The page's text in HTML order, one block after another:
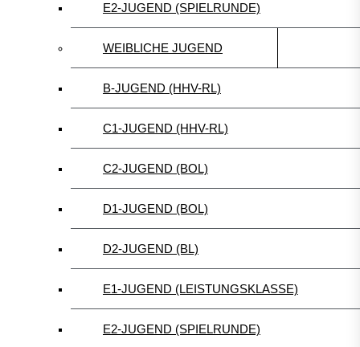
E2-JUGEND (SPIELRUNDE)
WEIBLICHE JUGEND
B-JUGEND (HHV-RL)
C1-JUGEND (HHV-RL)
C2-JUGEND (BOL)
D1-JUGEND (BOL)
D2-JUGEND (BL)
E1-JUGEND (LEISTUNGSKLASSE)
E2-JUGEND (SPIELRUNDE)